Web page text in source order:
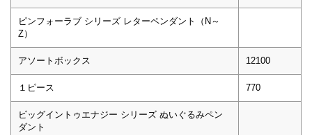
ピンフォーラブ シリーズ レターペンダント（N～
Z）
アソートボックス 12100
１ピース 770
ビッグイントゥエナジー シリーズ ぬいぐるみペン
ダント